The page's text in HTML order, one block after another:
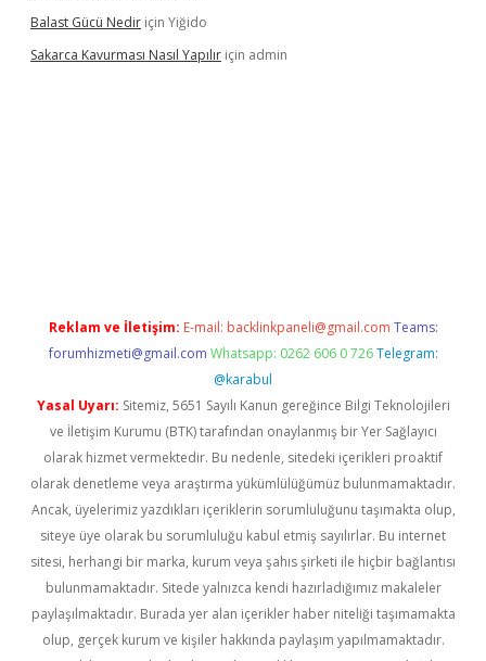
Balast Gücü Nedir için Yiğido
Sakarca Kavurması Nasıl Yapılır için admin
Reklam ve İletişim: E-mail: backlinkpaneli@gmail.com Teams:
forumhizmeti@gmail.com Whatsapp: 0262 606 0 726 Telegram:
@karabul
Yasal Uyarı: Sitemiz, 5651 Sayılı Kanun gereğince Bilgi Teknolojileri
ve İletişim Kurumu (BTK) tarafından onaylanmış bir Yer Sağlayıcı
olarak hizmet vermektedir. Bu nedenle, sitedeki içerikleri proaktif
olarak denetleme veya araştırma yükümlülüğümüz bulunmamaktadır.
Ancak, üyelerimiz yazdıkları içeriklerin sorumluluğunu taşımakta olup,
siteye üye olarak bu sorumluluğu kabul etmiş sayılırlar. Bu internet
sitesi, herhangi bir marka, kurum veya şahıs şirketi ile hiçbir bağlantısı
bulunmamaktadır. Sitede yalnızca kendi hazırladığımız makaleler
paylaşılmaktadır. Burada yer alan içerikler haber niteliği taşımamakta
olup, gerçek kurum ve kişiler hakkında paylaşım yapılmamaktadır.